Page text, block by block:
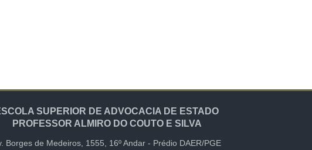
SUPERIOR DE ADVOCACIA DE ESTADO
PROFESSOR ALMIRO DO COUTO E SILVA
Borges de Medeiros, 1555, 16º Andar - Prédio DAER/PGE